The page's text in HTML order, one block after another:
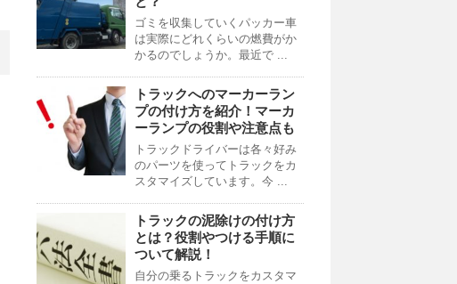
ゴミを収集していくパッカー車
は実際にどれくらいの燃費がか
かるのでしょうか。最近で ...
トラックへのマーカーラン
プの付け方を紹介！マーカ
ーランプの役割や注意点も
トラックドライバーは各々好み
のパーツを使ってトラックをカ
スタマイズしています。今 ...
トラックの泥除けの付け方
とは？役割やつける手順に
ついて解説！
自分の乗るトラックをカスタマ